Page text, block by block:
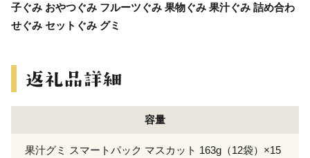
子ぐみ おやつぐみ フルーツぐみ 果物ぐみ 果汁ぐみ 詰め合わ
せぐみ セットぐみ グミ
容量
果汁グミ スマートパック マスカット 163g（12袋）×15